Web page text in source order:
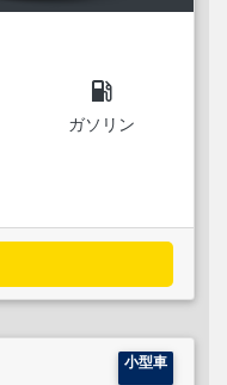
local_gas_station
ガソリン
小型車